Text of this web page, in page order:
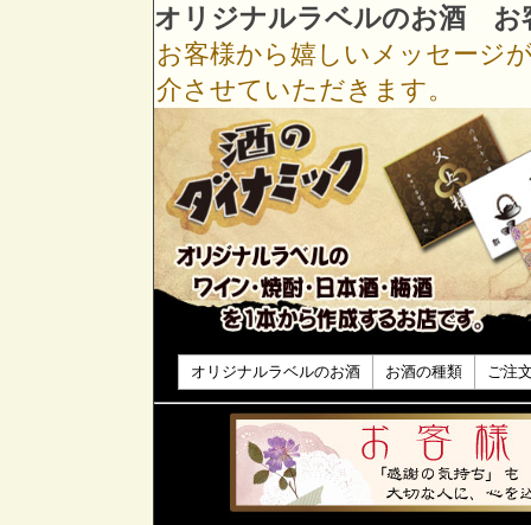
オリジナルラベルのお酒 お
お客様から嬉しいメッセージ
介させていただきます。
オリジナルラベルのお酒 お酒の種類 ご注